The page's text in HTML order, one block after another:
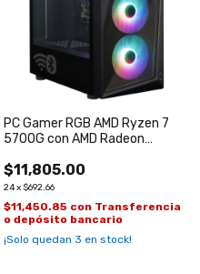
PC Gamer RGB AMD Ryzen 7
5700G con AMD Radeon
$11,805.00
24x $692.66
$11,450.85 con Transferencia
o depósito bancario
¡Solo quedan 3 en stock!